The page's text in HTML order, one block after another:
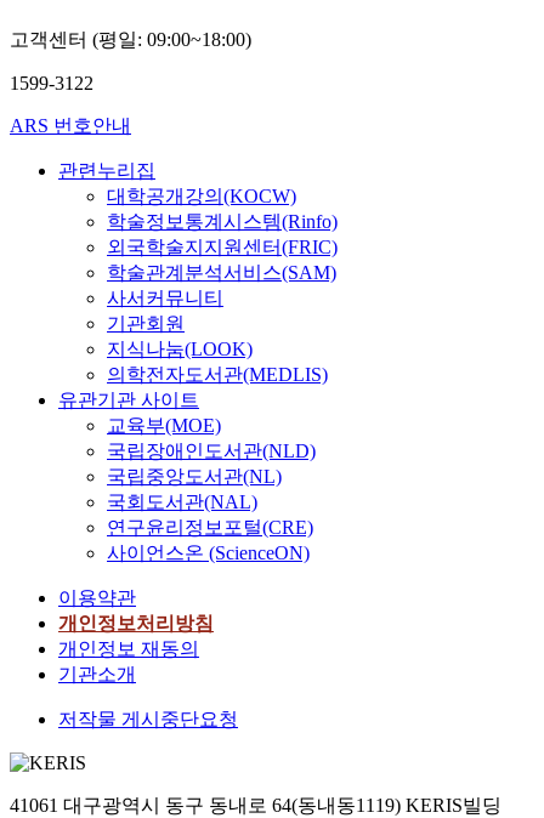
고객센터 (평일: 09:00~18:00)
1599-3122
ARS 번호안내
관련누리집
대학공개강의(KOCW)
학술정보통계시스템(Rinfo)
외국학술지지원센터(FRIC)
학술관계분석서비스(SAM)
사서커뮤니티
기관회원
지식나눔(LOOK)
의학전자도서관(MEDLIS)
유관기관 사이트
교육부(MOE)
국립장애인도서관(NLD)
국립중앙도서관(NL)
국회도서관(NAL)
연구윤리정보포털(CRE)
사이언스온 (ScienceON)
이용약관
개인정보처리방침
개인정보 재동의
기관소개
저작물 게시중단요청
41061 대구광역시 동구 동내로 64(동내동1119) KERIS빌딩